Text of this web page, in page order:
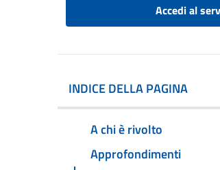
Accedi al
INDICE DELLA PAGINA
A chi è rivolto
Approfondimenti